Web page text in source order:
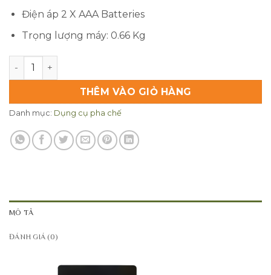
Điện áp 2 X AAA Batteries
Trọng lượng máy: 0.66 Kg
Cân điện tử Unitech SU 3011 số lượng
THÊM VÀO GIỎ HÀNG
Danh mục: Dụng cụ pha chế
MÔ TẢ
ĐÁNH GIÁ (0)